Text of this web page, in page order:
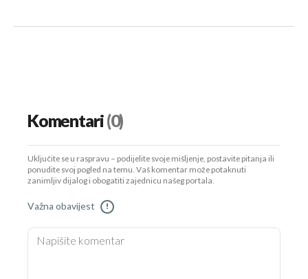
Komentari(0)
Uključite se u raspravu – podijelite svoje mišljenje, postavite pitanja ili
ponudite svoj pogled na temu. Vaš komentar može potaknuti
zanimljiv dijalog i obogatiti zajednicu našeg portala.
Važna obavijest !